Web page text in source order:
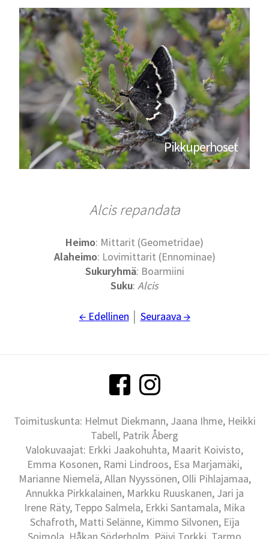
Pikkuperhoset
Alcis repandata
Heimo: Mittarit (Geometridae)
Alaheimo: Lovimittarit (Ennominae)
Sukuryhmä: Boarmiini
Suku: Alcis
← Edellinen Seuraava →
Toimituskunta: Helmut Diekmann, Jaana Ihme, Heikki
Tabell, Patrik Åberg
Valokuvaajat: Erkki Jaakohuhta, Maarit Koivisto,
Emma Kosonen, Rami Lindroos, Esa Marjamäki,
Marianne Niemelä, Allan Nyyssönen, Olli Pihlajamaa,
Annukka Pirkkalainen, Markku Ruuskanen, Jari ja
Irene Räty, Teppo Salmela, Erkki Santamala, Mika
Schafroth, Matti Selänne, Kimmo Silvonen, Eija